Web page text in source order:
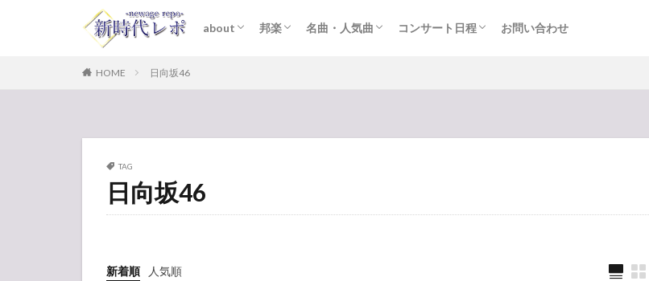
about 邦楽 名曲・人気曲 コンサート日程 お問い合わせ
HOME 日向坂46
TAG
日向坂46
新着順 人気順